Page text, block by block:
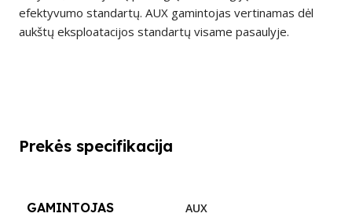
efektyvumo standartų. AUX gamintojas vertinamas dėl
aukštų eksploatacijos standartų visame pasaulyje.
Prekės specifikacija
GAMINTOJAS AUX